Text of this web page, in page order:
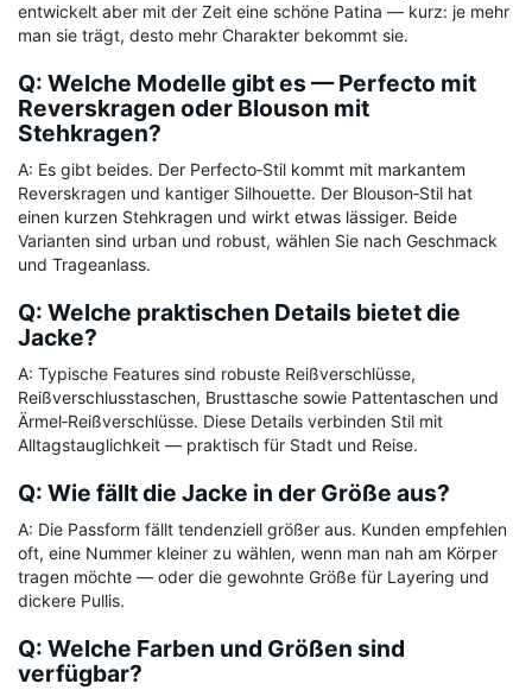
entwickelt aber mit der Zeit eine schöne Patina — kurz: je mehr
man sie trägt, desto mehr Charakter bekommt sie.
Q: Welche Modelle gibt es — Perfecto mit
Reverskragen oder Blouson mit
Stehkragen?
A: Es gibt beides. Der Perfecto‑Stil kommt mit markantem
Reverskragen und kantiger Silhouette. Der Blouson‑Stil hat
einen kurzen Stehkragen und wirkt etwas lässiger. Beide
Varianten sind urban und robust, wählen Sie nach Geschmack
und Trageanlass.
Q: Welche praktischen Details bietet die
Jacke?
A: Typische Features sind robuste Reißverschlüsse,
Reißverschlusstaschen, Brusttasche sowie Pattentaschen und
Ärmel‑Reißverschlüsse. Diese Details verbinden Stil mit
Alltagstauglichkeit — praktisch für Stadt und Reise.
Q: Wie fällt die Jacke in der Größe aus?
A: Die Passform fällt tendenziell größer aus. Kunden empfehlen
oft, eine Nummer kleiner zu wählen, wenn man nah am Körper
tragen möchte — oder die gewohnte Größe für Layering und
dickere Pullis.
Q: Welche Farben und Größen sind
verfügbar?